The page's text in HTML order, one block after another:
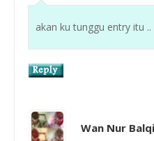
akan ku tunggu entry itu ..
Wan Nur